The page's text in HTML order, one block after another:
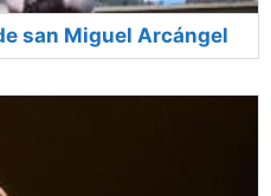
san Miguel Arcángel